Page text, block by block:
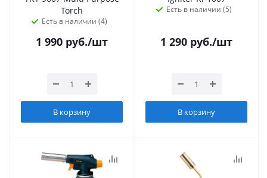
Torch
Есть в наличии (4)
1 990 руб./шт
В корзину
Есть в наличии (5)
1 290 руб./шт
В корзину